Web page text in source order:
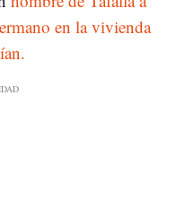
en la vivienda